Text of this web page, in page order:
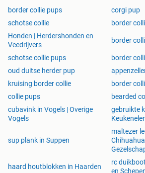
📌 We communiceren graag in het
📱 Bezoek onze website, Instagram en
foto’s en info.
🎥 Op YouTube vindt u video’s van
van onze honden en pups.
Op dit moment hebben we
beschikbaar – sommige met potentieel
en andere die perfect zijn als
Ze hebben allemaal één ding gemeen:
thuis vol liefde en aandacht.
Onze puppy’s groeien bij ons in huis
krijgen ze liefde, aandacht en 24/7
Wie weet wacht bij ons juist die ene,
border collie pups
corgi pup
schotse collie
border
Honden | Herdershonden en
Veedrijvers
border
schotse collie pups
border
oud duitse herder pup
kruising border collie
border
collie pups
bearded
cubavink in Vogels | Overige
Vogels
gebruikte
sup plank in Suppen
maltezer
haard houtblokken in Haarden
rc
en